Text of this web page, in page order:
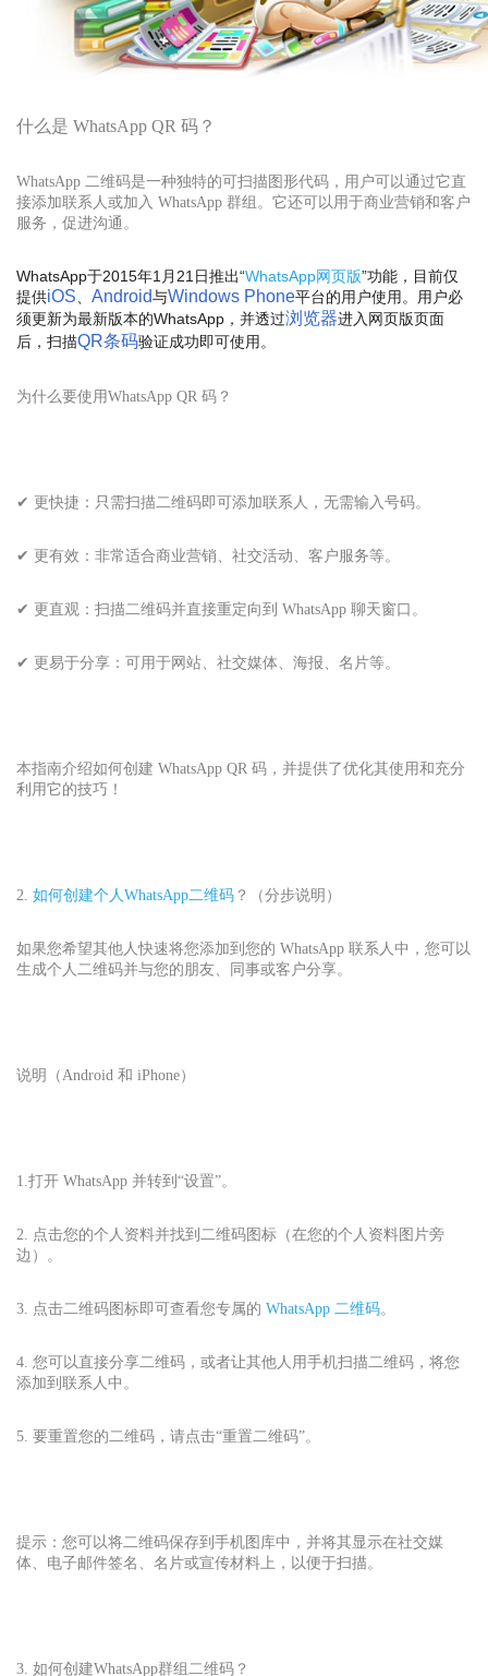
什么是 WhatsApp QR 码？
WhatsApp 二维码是一种独特的可扫描图形代码，用户可以通过它直
接添加联系人或加入 WhatsApp 群组。它还可以用于商业营销和客户
服务，促进沟通。
WhatsApp于2015年1月21日推出“WhatsApp网页版”功能，目前仅
提供iOS Android与Windows Phone平台的用户使用。用户必
须更新为最新版本的WhatsApp，并透过浏览器进入网页版页面
后，扫描QR条码验证成功即可使用。
为什么要使用WhatsApp QR 码？
✔ 更快捷：只需扫描二维码即可添加联系人，无需输入号码。
✔ 更有效：非常适合商业营销、社交活动、客户服务等。
✔ 更直观：扫描二维码并直接重定向到 WhatsApp 聊天窗口。
✔ 更易于分享：可用于网站、社交媒体、海报、名片等。
本指南介绍如何创建 WhatsApp QR 码，并提供了优化其使用和充分
利用它的技巧！
2. 如何创建个人WhatsApp二维码 ？（分步说明）
如果您希望其他人快速将您添加到您的 WhatsApp 联系人中，您可以
生成个人二维码并与您的朋友、同事或客户分享。
说明（Android 和 iPhone）
1.打开 WhatsApp 并转到“设置”。
2. 点击您的个人资料并找到二维码图标（在您的个人资料图片旁
边）。
3. 点击二维码图标即可查看您专属的 WhatsApp 二维码。
4. 您可以直接分享二维码，或者让其他人用手机扫描二维码，将您
添加到联系人中。
5. 要重置您的二维码，请点击“重置二维码”。
提示：您可以将二维码保存到手机图库中，并将其显示在社交媒
体、电子邮件签名、名片或宣传材料上，以便于扫描。
3. 如何创建WhatsApp群组二维码？